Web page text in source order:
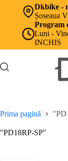
Dkbike -
Șoseaua
Program
Luni -
INCHIS
Prima pagină
"PD18RP-SP"